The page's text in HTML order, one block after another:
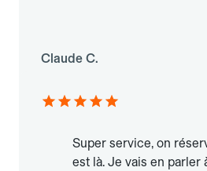
Claude C.
Super service, on
est là. Je vais en parler